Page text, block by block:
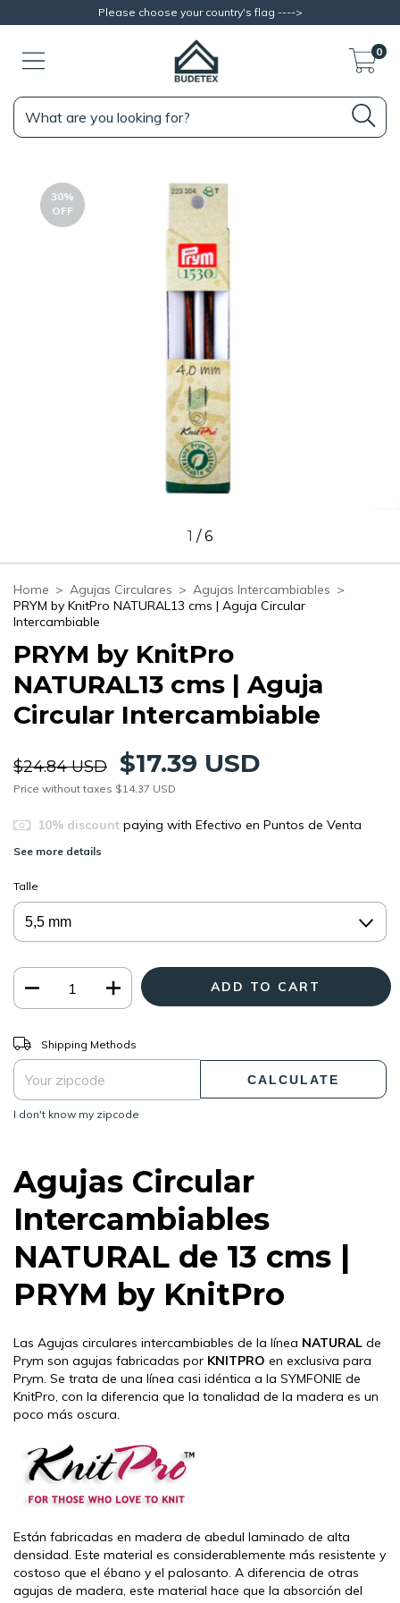
Please choose your country's flag ---->
0
30%
OFF
1 /6
Home > Agujas Circulares > Agujas Intercambiables >
PRYM by KnitPro NATURAL13 cms | Aguja Circular
Intercambiable
PRYM by KnitPro
NATURAL13 cms | Aguja
Circular Intercambiable
$24.84 USD $17.39 USD
Price without taxes $14.37 USD
10% discountpaying with Efectivo en Puntos de Venta
See more details
Talle
Shipping for zipcode:
Shipping Methods
CALCULATE
I don't know my zipcode
Agujas Circular
Intercambiables
NATURAL de 13 cms |
PRYM by KnitPro
Las Agujas circulares intercambiables de la línea NATURAL de
Prym son agujas fabricadas por KNITPRO en exclusiva para
Prym. Se trata de una línea casi idéntica a la SYMFONIE de
KnitPro, con la diferencia que la tonalidad de la madera es un
poco más oscura.
Están fabricadas en madera de abedul laminado de alta
densidad. Este material es considerablemente más resistente y
costoso que el ébano y el palosanto. A diferencia de otras
agujas de madera, este material hace que la absorción del